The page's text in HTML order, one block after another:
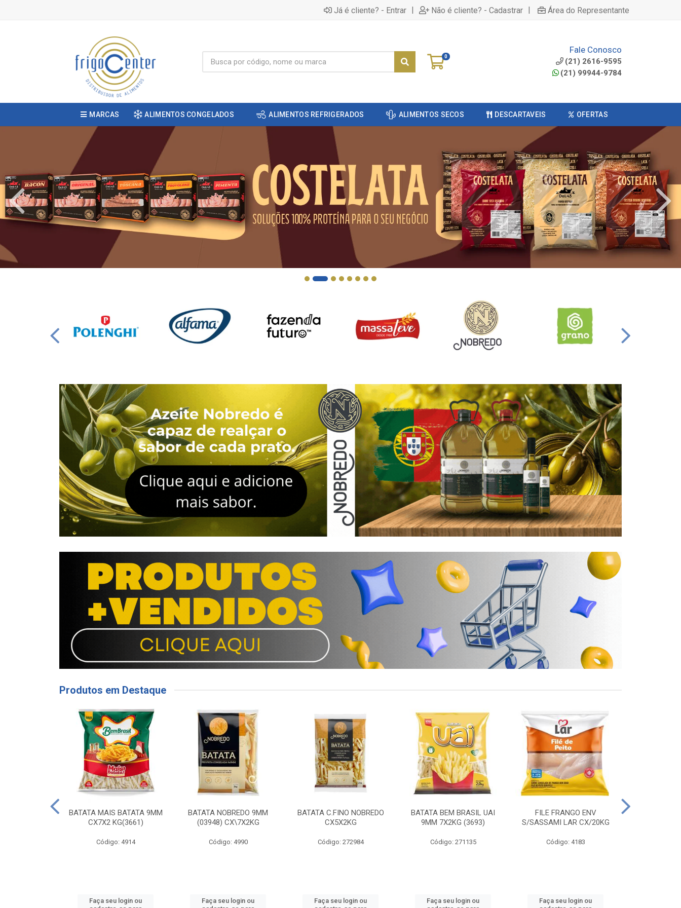
Já é cliente? - Entrar | Não é cliente? - Cadastrar | Área do Representante
0
Fale Conosco
(21) 2616-9595
(21) 99944-9784
MARCAS ALIMENTOS CONGELADOS ALIMENTOS REFRIGERADOS ALIMENTOS SECOS DESCARTAVEIS OFERTAS
Produtos em Destaque
BATATA MAIS BATATA 9MM
CX7X2 KG(3661)
Código: 4914
Faça seu login ou
BATATA NOBREDO 9MM
(03948) CX\7X2KG
Código: 4990
Faça seu login ou
BATATA C.FINO NOBREDO
CX5X2KG
Código: 272984
Faça seu login ou
BATATA BEM BRASIL UAI
9MM 7X2KG (3693)
Código: 271135
Faça seu login ou
FILE FRANGO ENV
S/SASSAMI LAR CX/20KG
Código: 4183
Faça seu login ou